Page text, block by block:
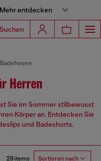
entdecken
Suchen
Badehosen
Herren
Sie im Sommer stilbewusst
Körper an. Entdecken Sie
und Badeshorts.
29 items Sortieren nach